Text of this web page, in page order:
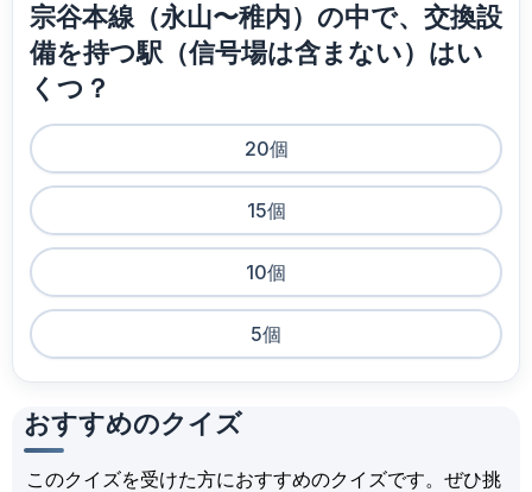
宗谷本線（永山〜稚内）の中で、交換設
備を持つ駅（信号場は含まない）はい
くつ？
20個
15個
10個
5個
おすすめのクイズ
このクイズを受けた方におすすめのクイズです。ぜひ挑